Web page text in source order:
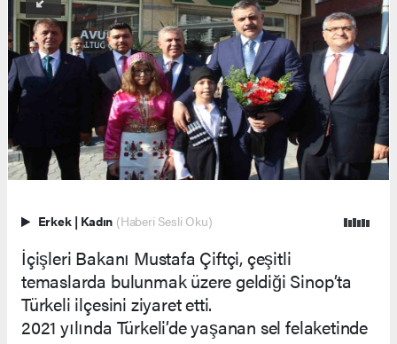
Erkek | Kadın (Haberi Sesli Oku)
İçişleri Bakanı Mustafa Çiftçi, çeşitli
temaslarda bulunmak üzere geldiği Sinop’ta
Türkeli ilçesini ziyaret etti.
2021 yılında Türkeli’de yaşanan sel felaketinde